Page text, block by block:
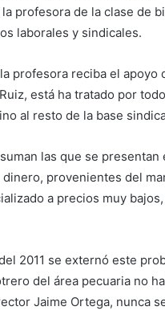
profesora de la clase de
laborales y sindicales.
profesora reciba el
está ha tratado por
al resto de la base
las que se
provenientes del
a precios muy
2011 se externó este
del área pecuaria no
Jaime Ortega, nunca